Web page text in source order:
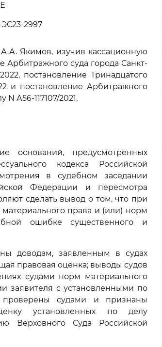
ЭС23-2997
Якимов, изучив кассационную
суда города Санкт-
постановление Тринадцатого
и постановление Арбитражного
N А56-117107/2021,
оснований, предусмотренных
кодекса Российской
в судебном заседании
Федерации и пересмотра
сделать вывод о том, что при
права и (или) норм
ошибке существенного и
доводам, заявленным в судах
правовая оценка; выводы судов
судами норм материального
заявителя с установленными по
проверены судами и признаны
установленных по делу
Верховного Суда Российской